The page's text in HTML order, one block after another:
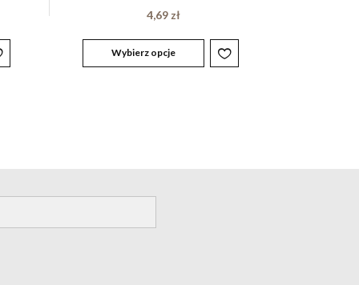
4,69zł
Wybierz opcje